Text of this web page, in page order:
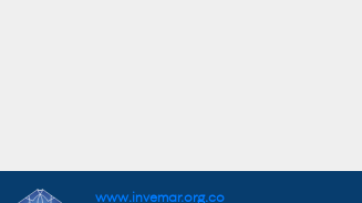
www.invemar.org.co